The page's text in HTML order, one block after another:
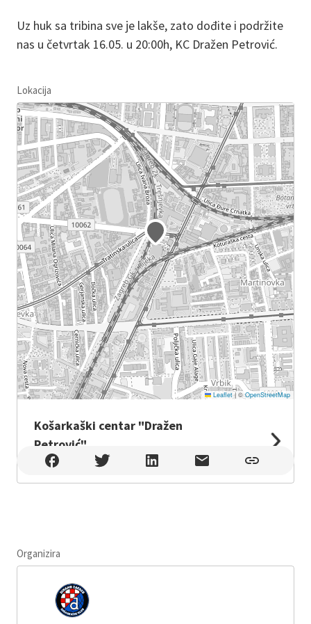
Uz huk sa tribina sve je lakše, zato dođite i podržite
nas u četvrtak 16.05. u 20:00h, KC Dražen Petrović.
Lokacija
Leaflet |©OpenStreetMap
Košarkaški centar "Dražen
Petrović"
Košarkaški centar "Dražen Petrović" , Zagreb
Organizira